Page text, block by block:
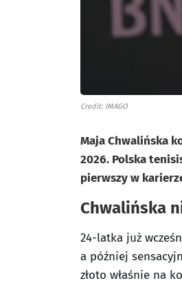
Credit: IMAGO
Maja Chwalińska
2026. Polska
pierwszy w
Chwalińska
24-latka już
a później
złoto właśnie na